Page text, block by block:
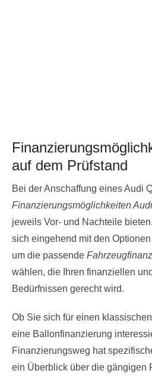
auf dem Prüfstand
Bei der Anschaffung eines Audi
Finanzierungsmöglichkeiten
jeweils Vor- und Nachteile
sich eingehend mit den
um die passende
wählen, die Ihren finanziellen
Bedürfnissen gerecht wird.
Ob Sie sich für einen
eine Ballonfinanzierung
Finanzierungsweg hat
ein Überblick über die gängigen